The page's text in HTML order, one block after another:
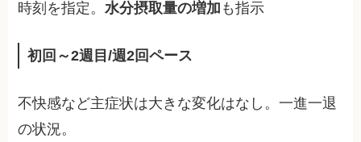
時刻を指定。水分摂取量の増加 も指示
初回～2週目/週2回ペース
不快感など主症状は大きな変化はなし。一進一退
の状況。